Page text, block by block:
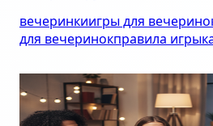
вечеринкиигры для
для вечеринокправила игры